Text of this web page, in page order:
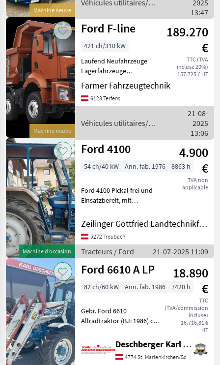
Machine neuve
Véhicules utilitaires/
Ford
2025
13:47
Machine neuve
Ford F-line
189.270
€
TTC (TVA
incluse 20%)
157.725 € HT
421 ch/310 kW
Laufend Neufahrzeuge
Lagerfahrzeuge
Vorführfahrzeuge verfügbar
unterschiedliche Farben
und Ausstattungen möglich
ein Symbol
Farmer Fahrzeugtechnik
6123 Terfens
Véhicules utilitaires/
Ford
21-08-
2025
13:06
Machine d’occasion
Ford 4100
4.900
€
TVA non
applicable
54 ch/40 kW Ann. fab. 1976 8863 h
Ford 4100 Pickal frei und
Einsatzbereit, mit
Servolenkung. Fritzmeier
Kabine ohne Türen
Eigengewicht: 2280 kg,
Leistung: 40kW Betriebss
Zeilinger Gottfried Landtechnikfachbetrieb
5272 Treubach
Tracteurs / Ford 21-07-2025 11:09
Ford 6610 A LP
18.890
€
TTC
(TVA/commission
incluse)
16.716,81 €
HT
82 ch/60 kW Ann. fab. 1986 7420 h
Gebr. Ford 6610
Allradtraktor (BJ: 1986) ca.
30 km/h Synchrongetriebe,
höhenverstellbare
mechanische
Deschberger Karl Landtechnik GesmbH & Co KG
4774 St. Marienkirchen/Schärding